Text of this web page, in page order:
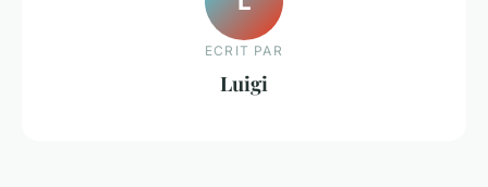
ECRIT PAR
Luigi